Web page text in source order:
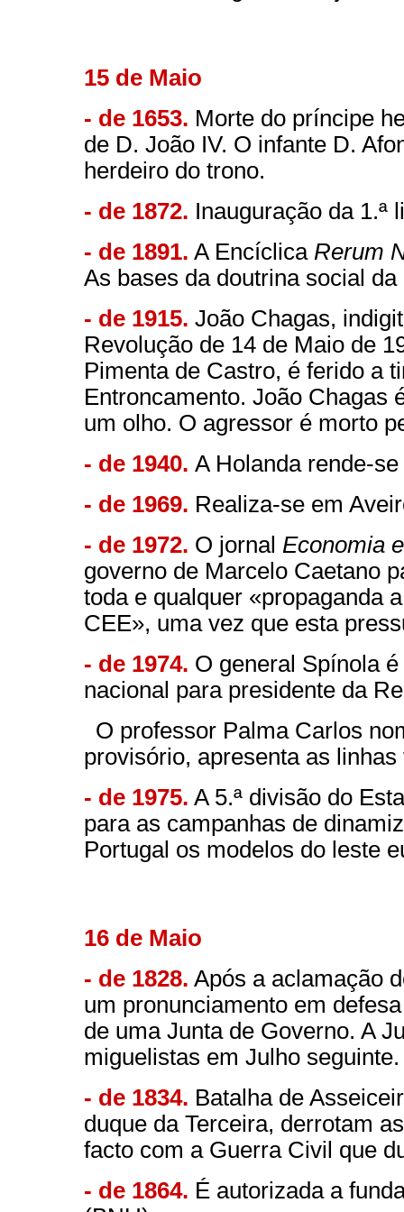
15 de Maio
- de 1653. Morte do príncipe
de D. João IV. O infante D.
herdeiro do trono.
- de 1872. Inauguração da 1.ª
- de 1891. A Encíclica Rerum
As bases da doutrina social
- de 1915. João Chagas,
Revolução de 14 de Maio de
Pimenta de Castro, é ferido a
Entroncamento. João Chagas
um olho. O agressor é morto
- de 1940. A Holanda rende-
- de 1969. Realiza-se em
- de 1972. O jornal Economia
governo de Marcelo Caetano
toda e qualquer «propaganda
CEE», uma vez que esta
- de 1974. O general Spínola
nacional para presidente da
O professor Palma Carlos
provisório, apresenta as
- de 1975. A 5.ª divisão do
para as campanhas de
Portugal os modelos do leste
16 de Maio
- de 1828. Após a aclamação
um pronunciamento em
de uma Junta de Governo. A
miguelistas em Julho seguinte.
- de 1834. Batalha de
duque da Terceira, derrotam
facto com a Guerra Civil que
- de 1864. É autorizada a